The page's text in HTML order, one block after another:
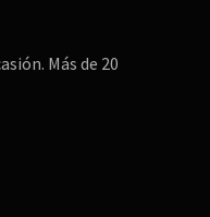
Más de 20